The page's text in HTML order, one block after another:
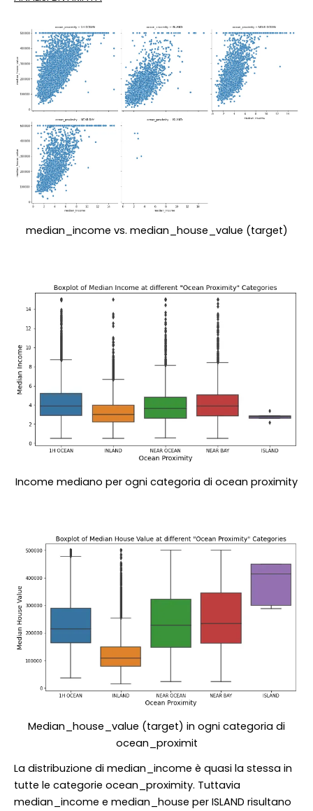
median_income vs. median_house_value (target)
Income mediano per ogni categoria di ocean proximity
Median_house_value (target) in ogni categoria di
ocean_proximit
La distribuzione di median_income è quasi la stessa in
tutte le categorie ocean_proximity. Tuttavia
median_income e median_house per ISLAND risultano